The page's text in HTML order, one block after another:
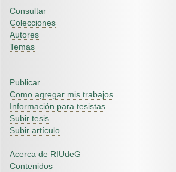
Consultar
Colecciones
Autores
Temas
Publicar
Como agregar mis trabajos
Información para tesistas
Subir tesis
Subir artículo
Acerca de RIUdeG
Contenidos